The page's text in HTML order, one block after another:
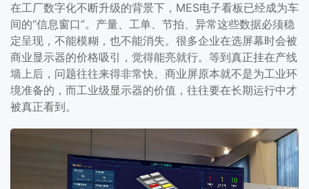
在工厂数字化不断升级的背景下，MES电子看板已经成为车
间的“信息窗口”。产量、工单、节拍、异常这些数据必须稳
定呈现，不能模糊，也不能消失。很多企业在选屏幕时会被
商业显示器的价格吸引，觉得能亮就行。等到真正挂在产线
墙上后，问题往往来得非常快。商业屏原本就不是为工业环
境准备的，而工业级显示器的价值，往往要在长期运行中才
被真正看到。